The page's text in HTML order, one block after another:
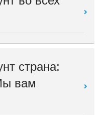
страна:
вам